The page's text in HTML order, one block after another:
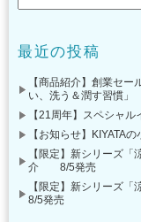
最近の投稿
【商品紹介】創業セ
い、洗う＆潤す習慣」
【21周年】スペシャ
【お知らせ】KIYATA
【限定】新シリーズ
介 8/5発売
【限定】新シリーズ
8/5発売